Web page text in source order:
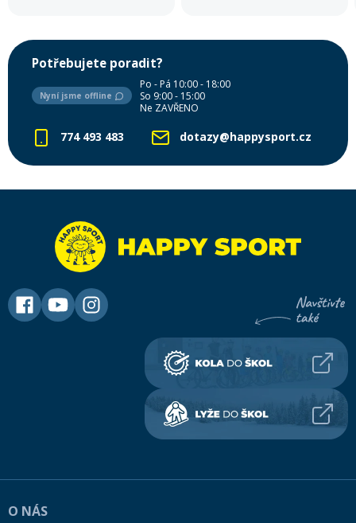
Potřebujete poradit?
Nyní jsme offline
Po - Pá 10:00 - 18:00
So 9:00 - 15:00
Ne ZAVŘENO
774 493 483 dotazy@happysport.cz
O NÁS